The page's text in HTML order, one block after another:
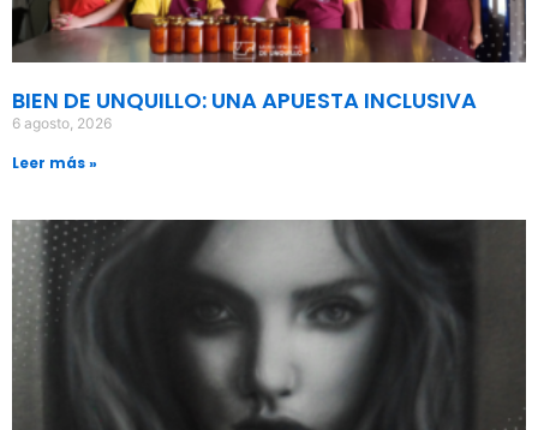
BIEN DE UNQUILLO: UNA APUESTA INCLUSIVA
6 agosto, 2026
Leer más »